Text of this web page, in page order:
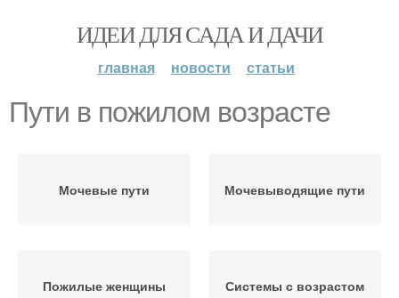
ИДЕИ ДЛЯ САДА И ДАЧИ
главная новости статьи
Пути в пожилом возрасте
Мочевые пути Мочевыводящие пути
Пожилые женщины Системы с возрастом